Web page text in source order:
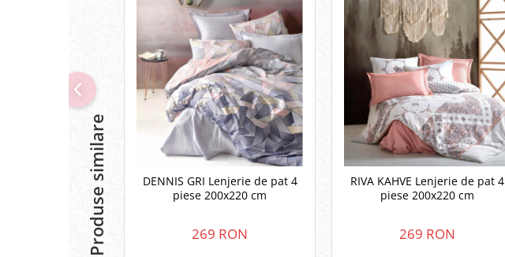
Produse similare
DENNIS GRI Lenjerie de pat 4
piese 200x220 cm
269 RON
RIVA KAHVE Lenjerie de pat 4
piese 200x220 cm
269 RON